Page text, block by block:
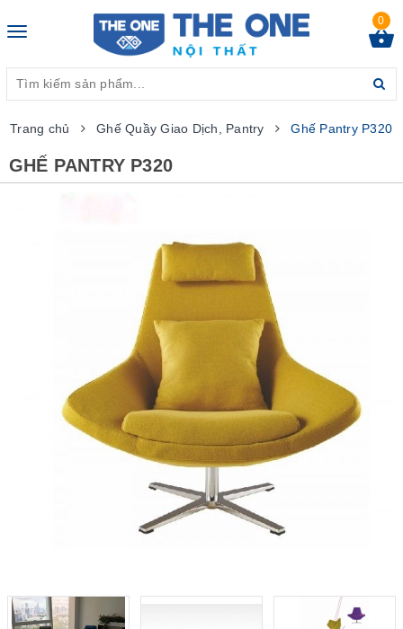
Toggle
0
Trang chủ Ghế Quầy Giao Dịch, Pantry Ghế Pantry P320
GHẾ PANTRY P320